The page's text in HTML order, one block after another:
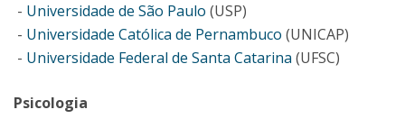
- Universidade de São Paulo (USP)
- Universidade Católica de Pernambuco (UNICAP)
- Universidade Federal de Santa Catarina (UFSC)
Psicologia